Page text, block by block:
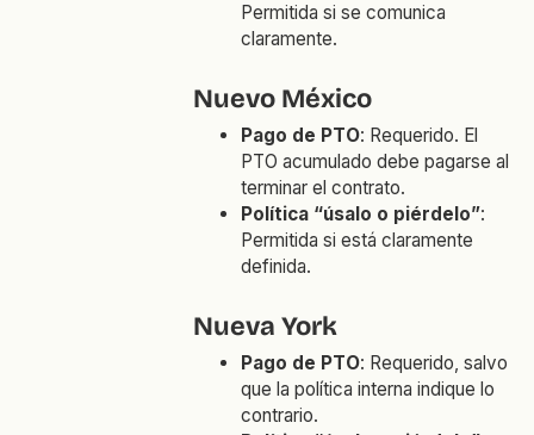
Permitida si se comunica
claramente.
Nuevo México
Pago de PTO: Requerido. El
PTO acumulado debe pagarse al
terminar el contrato.
Política “úsalo o piérdelo”:
Permitida si está claramente
definida.
Nueva York
Pago de PTO: Requerido, salvo
que la política interna indique lo
contrario.